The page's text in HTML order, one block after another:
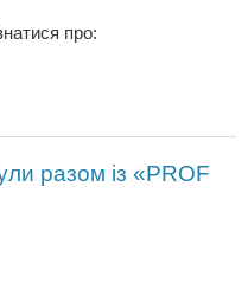
про:
разом із «PROF